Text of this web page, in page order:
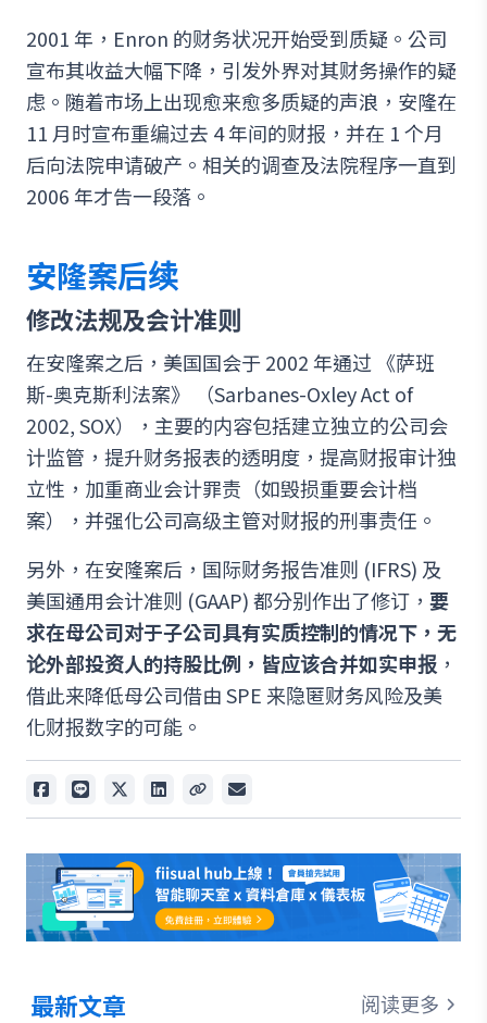
2001 年，Enron 的财务状况开始受到质疑。公司
宣布其收益大幅下降，引发外界对其财务操作的疑
虑。随着市场上出现愈来愈多质疑的声浪，安隆在
11 月时宣布重编过去 4 年间的财报，并在 1 个月
后向法院申请破产。相关的调查及法院程序一直到
2006 年才告一段落。
安隆案后续
修改法规及会计准则
在安隆案之后，美国国会于 2002 年通过 《萨班
斯-奥克斯利法案》 （Sarbanes-Oxley Act of
2002, SOX），主要的内容包括建立独立的公司会
计监管，提升财务报表的透明度，提高财报审计独
立性，加重商业会计罪责（如毁损重要会计档
案），并强化公司高级主管对财报的刑事责任。
另外，在安隆案后，国际财务报告准则 (IFRS) 及
美国通用会计准则 (GAAP) 都分别作出了修订， 要
求在母公司对于子公司具有实质控制的情况下，无
论外部投资人的持股比例，皆应该合并如实申报 ，
借此来降低母公司借由 SPE 来隐匿财务风险及美
化财报数字的可能。
最新文章 阅读更多